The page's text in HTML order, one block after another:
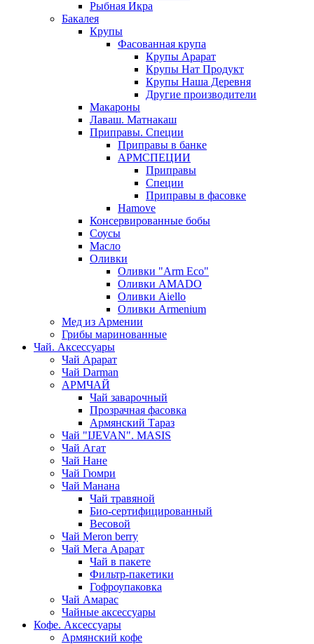
Рыбная Икра
Бакалея
Крупы
Фасованная крупа
Крупы Арарат
Крупы Нат Продукт
Крупы Наша Деревня
Другие производители
Макароны
Лаваш. Матнакаш
Приправы. Специи
Приправы в банке
АРМСПЕЦИИ
Приправы
Специи
Приправы в фасовке
Hamove
Консервированные бобы
Соусы
Масло
Оливки
Оливки "Arm Eco"
Оливки AMADO
Оливки Aiello
Оливки Armenium
Мед из Армении
Грибы маринованные
Чай. Аксессуары
Чай Арарат
Чай Darman
АРМЧАЙ
Чай заварочный
Прозрачная фасовка
Армянский Тараз
Чай "IJEVAN". MASIS
Чай Агат
Чай Нане
Чай Гюмри
Чай Манана
Чай травяной
Био-сертифицированный
Весовой
Чай Meron berry
Чай Мега Арарат
Чай в пакете
Фильтр-пакетики
Гофроупаковка
Чай Амарас
Чайные аксессуары
Кофе. Аксессуары
Армянский кофе